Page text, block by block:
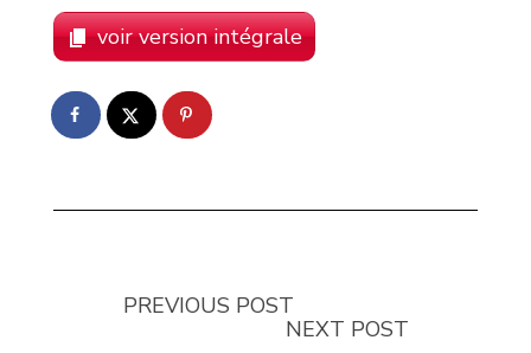
voir version intégrale
PREVIOUS POST
NEXT POST